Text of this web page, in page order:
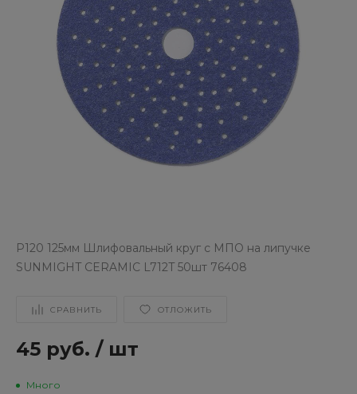
P120 125мм Шлифовальный круг с МПО на липучке
SUNMIGHT CERAMIC L712T 50шт 76408
СРАВНИТЬ ОТЛОЖИТЬ
45 руб. / шт
Много